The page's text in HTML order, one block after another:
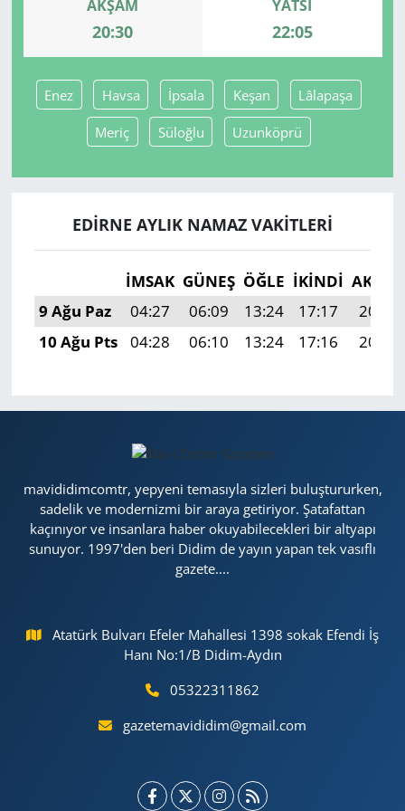
AKŞAM
20:30
YATSI
22:05
Enez Havsa İpsala Keşan Lâlapaşa
Meriç Süloğlu Uzunköprü
EDIRNE AYLIK NAMAZ VAKITLERI
İMSAK GÜNEŞ ÖĞLE İKINDI AKŞAM
9 Ağu Paz
04:27 06:09 13:24 17:17
20:30
10 Ağu Pts
04:28 06:10 13:24 17:16 20:29
mavididimcomtr, yepyeni temasıyla sizleri buluştururken,
sadelik ve modernizmi bir araya getiriyor. Şatafattan
kaçınıyor ve insanlara haber okuyabilecekleri bir altyapı
sunuyor. 1997'den beri Didim de yayın yapan tek vasıflı
gazete....
Atatürk Bulvarı Efeler Mahallesi 1398 sokak Efendi İş
Hanı No:1/B Didim-Aydın
05322311862
gazetemavididim@gmail.com